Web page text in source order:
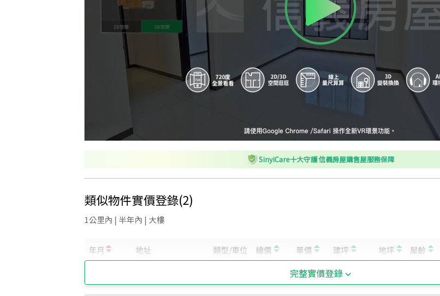
E 湧光里集會所
SinyiCare十大守護 信義房屋購售屋服務保障
類似物件實價登錄(2)
1公里內 | 半年內 | 大樓
完整實價登錄